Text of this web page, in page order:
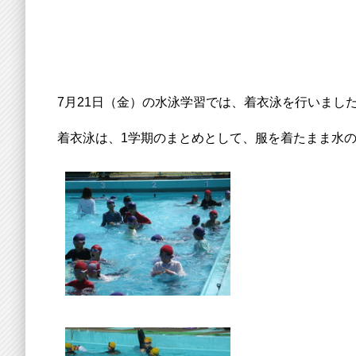
7月21日（金）の水泳学習では、着衣泳を行いました
着衣泳は、1学期のまとめとして、服を着たまま水の